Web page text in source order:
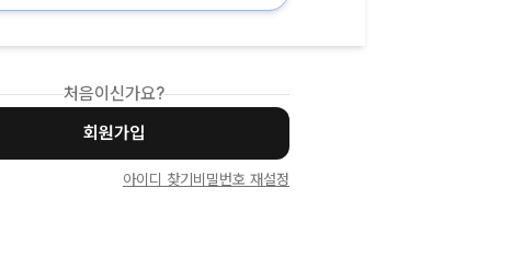
처음이신가요?
회원가입
아이디 찾기 비밀번호 재설정